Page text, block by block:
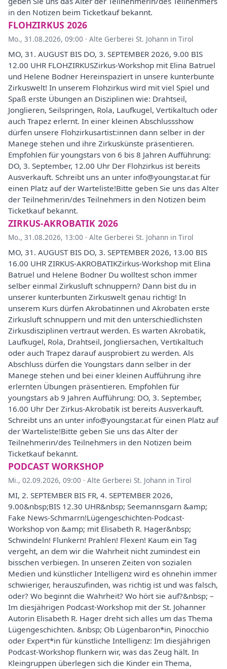
in den Notizen beim Ticketkauf bekannt.
FLOHZIRKUS 2026
Mo., 31.08.2026, 09:00 · Alte Gerberei St. Johann in Tirol
MO, 31. AUGUST BIS DO, 3. SEPTEMBER 2026, 9.00 BIS
12.00 UHR FLOHZIRKUSZirkus-Workshop mit Elina Batruel
und Helene Bodner Hereinspaziert in unsere kunterbunte
Zirkuswelt! In unserem Flohzirkus wird mit viel Spiel und
Spaß erste Übungen an Disziplinen wie: Drahtseil,
Jonglieren, Seilspringen, Rola, Laufkugel, Vertikaltuch oder
auch Trapez erlernt. In einer kleinen Abschlussshow
dürfen unsere Flohzirkusartist:innen dann selber in der
Manege stehen und ihre Zirkuskünste präsentieren.
Empfohlen für youngstars von 6 bis 8 Jahren Aufführung:
DO, 3. September, 12.00 Uhr Der Flohzirkus ist bereits
Ausverkauft. Schreibt uns an unter info@youngstar.at für
einen Platz auf der Warteliste!Bitte geben Sie uns das Alter
der Teilnehmerin/des Teilnehmers in den Notizen beim
Ticketkauf bekannt.
ZIRKUS-AKROBATIK 2026
Mo., 31.08.2026, 13:00 · Alte Gerberei St. Johann in Tirol
MO, 31. AUGUST BIS DO, 3. SEPTEMBER 2026, 13.00 BIS
16.00 UHR ZIRKUS-AKROBATIKZirkus-Workshop mit Elina
Batruel und Helene Bodner Du wolltest schon immer
selber einmal Zirkusluft schnuppern? Dann bist du in
unserer kunterbunten Zirkuswelt genau richtig! In
unserem Kurs dürfen Akrobatinnen und Akrobaten erste
Zirkusluft schnuppern und mit den unterschiedlichsten
Zirkusdisziplinen vertraut werden. Es warten Akrobatik,
Laufkugel, Rola, Drahtseil, Jongliersachen, Vertikaltuch
oder auch Trapez darauf ausprobiert zu werden. Als
Abschluss dürfen die Youngstars dann selber in der
Manege stehen und bei einer kleinen Aufführung ihre
erlernten Übungen präsentieren. Empfohlen für
youngstars ab 9 Jahren Aufführung: DO, 3. September,
16.00 Uhr Der Zirkus-Akrobatik ist bereits Ausverkauft.
Schreibt uns an unter info@youngstar.at für einen Platz auf
der Warteliste!Bitte geben Sie uns das Alter der
Teilnehmerin/des Teilnehmers in den Notizen beim
Ticketkauf bekannt.
PODCAST WORKSHOP
Mi., 02.09.2026, 09:00 · Alte Gerberei St. Johann in Tirol
MI, 2. SEPTEMBER BIS FR, 4. SEPTEMBER 2026,
9.00&nbsp;BIS 12.30 UHR&nbsp; Seemannsgarn &amp;
Fake News-Schmarrn!Lügengeschichten-Podcast-
Workshop von &amp; mit Elisabeth R. Hager&nbsp;
Schwindeln! Flunkern! Prahlen! Flexen! Kaum ein Tag
vergeht, an dem wir die Wahrheit nicht zumindest ein
bisschen verbiegen. In unseren Zeiten von sozialen
Medien und künstlicher Intelligenz wird es ohnehin immer
schwieriger, herauszufinden, was richtig ist und was falsch,
oder? Wo beginnt die Wahrheit? Wo hört sie auf?&nbsp; –
Im diesjährigen Podcast-Workshop mit der St. Johanner
Autorin Elisabeth R. Hager dreht sich alles um das Thema
Lügengeschichten. &nbsp; Ob Lügenbaron*in, Pinocchio
oder Expert*in für künstliche Intelligenz: Im diesjährigen
Podcast-Workshop flunkern wir, was das Zeug hält. In
Kleingruppen überlegen sich die Kinder ein Thema,